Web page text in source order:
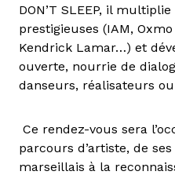
DON’T SLEEP, il
prestigieuses (IAM,
Kendrick Lamar…) et
ouverte, nourrie de
danseurs, réalisateurs
Ce rendez-vous sera
parcours d’artiste, de
marseillais à la